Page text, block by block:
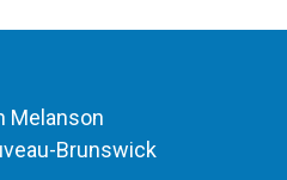
Melanson
Brunswick